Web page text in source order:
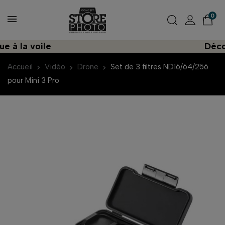
0
la voile
Accueil Vidéo Drone
Set de 3 filtres ND16/64/256
pour Mini 3 Pro